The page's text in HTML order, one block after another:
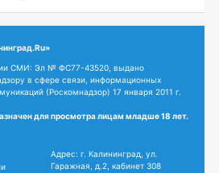
СМИ: Эл № ФС77-43520, выдано
в сфере связи, информационных
(Роскомнадзор) 17 января 2011 г.
для просмотра лицам младше 18 лет.
Адрес: г. Калининград, ул.
Гаражная, д.2, кабинет 308